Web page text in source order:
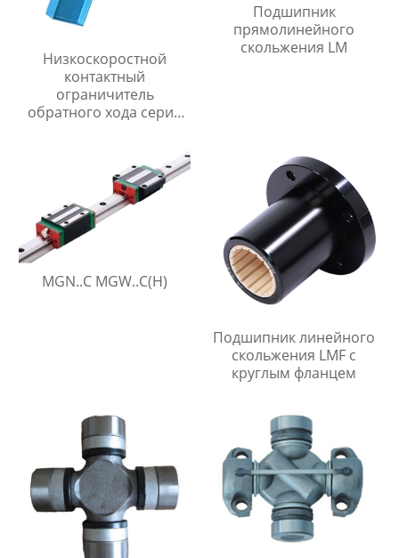
Низкоскоростной
контактный
ограничитель
обратного хода серии
Подшипник
прямолинейного
скольжения LM
MGN..C MGW..C(H)
Подшипник линейного
скольжения LMF с
круглым фланцем